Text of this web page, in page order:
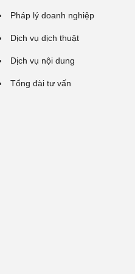
Pháp lý doanh nghiệp
Dịch vụ dịch thuật
Dịch vụ nội dung
Tổng đài tư vấn